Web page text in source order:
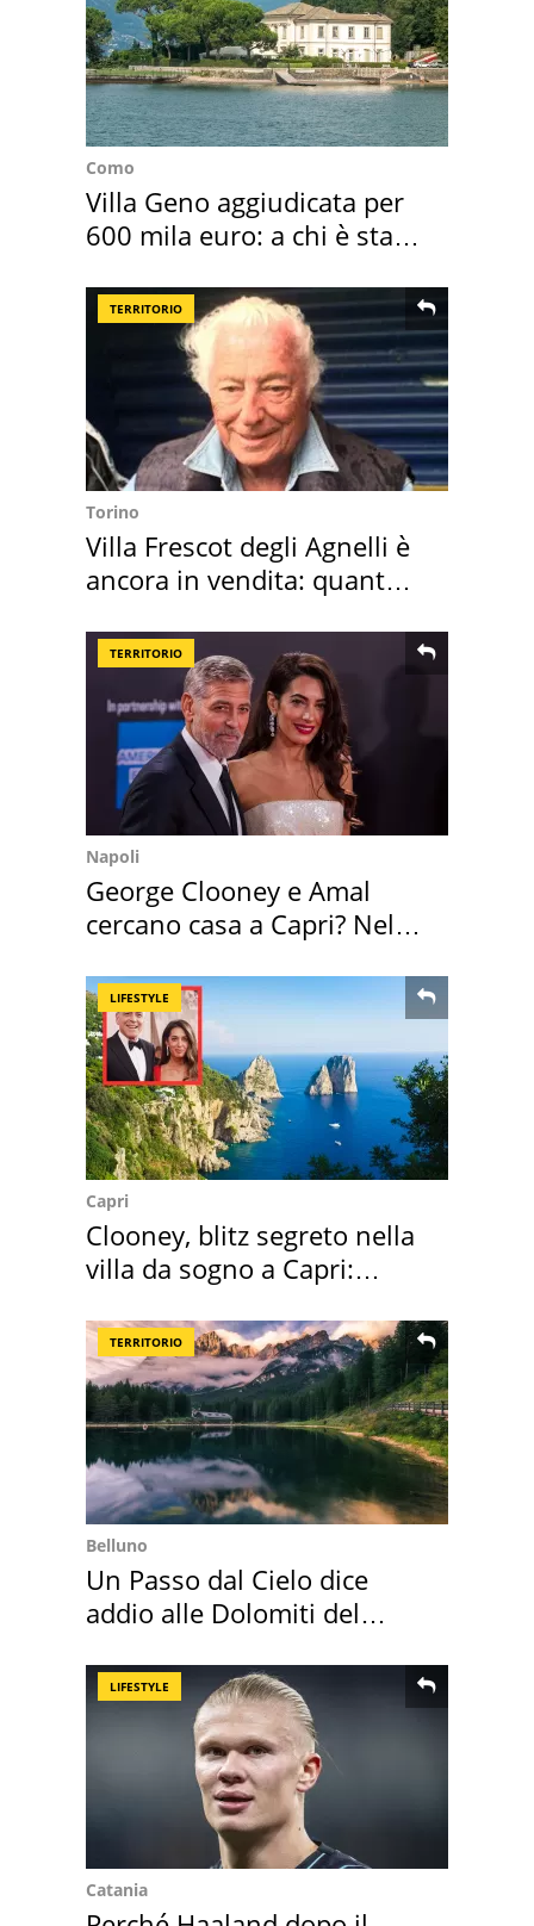
Como
Villa Geno aggiudicata per
600 mila euro: a chi è stata
TERRITORIO
Torino
Villa Frescot degli Agnelli è
ancora in vendita: quanto
TERRITORIO
Napoli
George Clooney e Amal
cercano casa a Capri? Nel
LIFESTYLE
Capri
Clooney, blitz segreto nella
villa da sogno a Capri:
TERRITORIO
Belluno
Un Passo dal Cielo dice
addio alle Dolomiti del
LIFESTYLE
Catania